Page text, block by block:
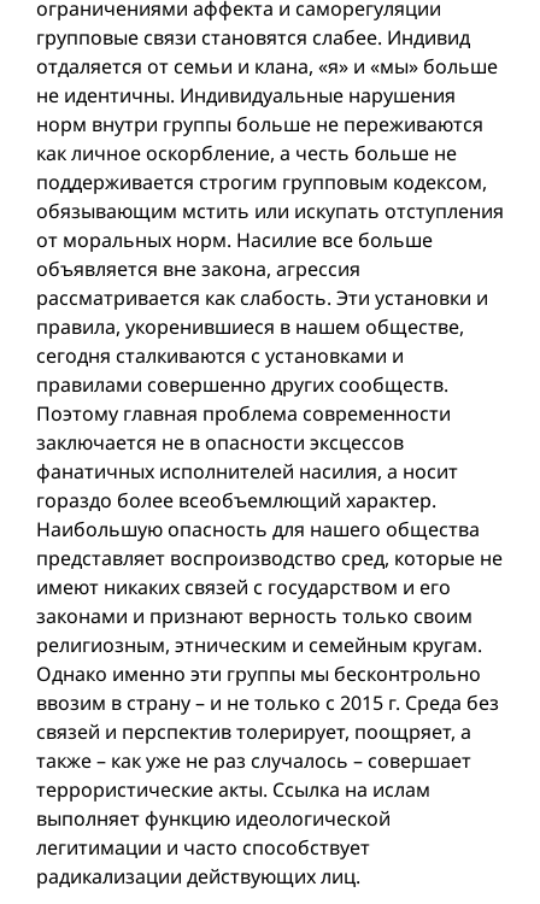
ограничениями аффекта и саморегуляции
групповые связи становятся слабее. Индивид
отдаляется от семьи и клана, «я» и «мы» больше
не идентичны. Индивидуальные нарушения
норм внутри группы больше не переживаются
как личное оскорбление, а честь больше не
поддерживается строгим групповым кодексом,
обязывающим мстить или искупать отступления
от моральных норм. Насилие все больше
объявляется вне закона, агрессия
рассматривается как слабость. Эти установки и
правила, укоренившиеся в нашем обществе,
сегодня сталкиваются с установками и
правилами совершенно других сообществ.
Поэтому главная проблема современности
заключается не в опасности эксцессов
фанатичных исполнителей насилия, а носит
гораздо более всеобъемлющий характер.
Наибольшую опасность для нашего общества
представляет воспроизводство сред, которые не
имеют никаких связей с государством и его
законами и признают верность только своим
религиозным, этническим и семейным кругам.
Однако именно эти группы мы бесконтрольно
ввозим в страну – и не только с 2015 г. Среда без
связей и перспектив толерирует, поощряет, а
также – как уже не раз случалось – совершает
террористические акты. Ссылка на ислам
выполняет функцию идеологической
легитимации и часто способствует
радикализации действующих лиц.